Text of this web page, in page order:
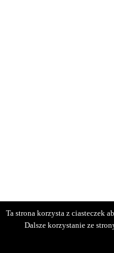
Ta strona korzysta z ciasteczek
Dalsze korzystanie ze